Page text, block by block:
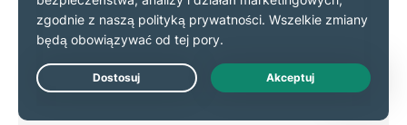
Live Chat